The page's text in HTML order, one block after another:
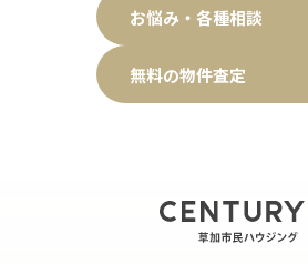
お悩み・各種相談
無料の物件査定